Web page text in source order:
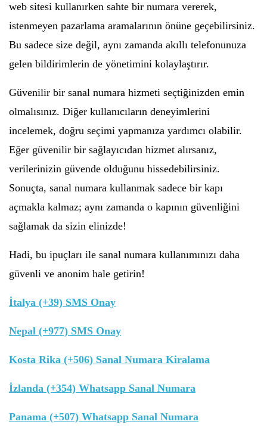
web sitesi kullanırken sahte bir numara vererek,
istenmeyen pazarlama aramalarının önüne geçebilirsiniz.
Bu sadece size değil, aynı zamanda akıllı telefonunuza
gelen bildirimlerin de yönetimini kolaylaştırır.
Güvenilir bir sanal numara hizmeti seçtiğinizden emin
olmalısınız. Diğer kullanıcıların deneyimlerini
incelemek, doğru seçimi yapmanıza yardımcı olabilir.
Eğer güvenilir bir sağlayıcıdan hizmet alırsanız,
verilerinizin güvende olduğunu hissedebilirsiniz.
Sonuçta, sanal numara kullanmak sadece bir kapı
açmakla kalmaz; aynı zamanda o kapının güvenliğini
sağlamak da sizin elinizde!
Hadi, bu ipuçları ile sanal numara kullanımınızı daha
güvenli ve anonim hale getirin!
İtalya (+39) SMS Onay
Nepal (+977) SMS Onay
Kosta Rika (+506) Sanal Numara Kiralama
İzlanda (+354) Whatsapp Sanal Numara
Panama (+507) Whatsapp Sanal Numara